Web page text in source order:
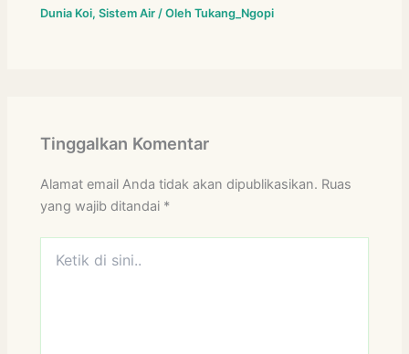
Dunia Koi,Sistem Air / OlehTukang_Ngopi
Tinggalkan Komentar
Alamat email Anda tidak akan dipublikasikan. Ruas
yang wajib ditandai *